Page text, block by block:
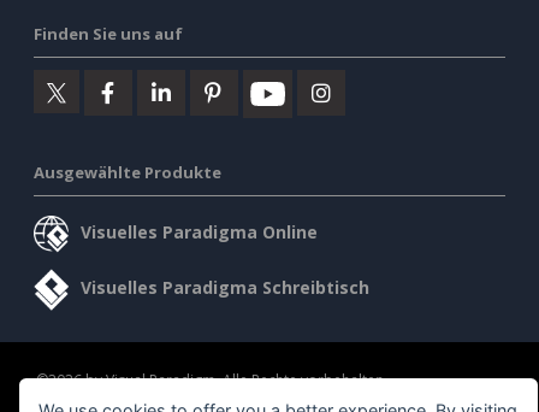
Finden Sie uns auf
Ausgewählte Produkte
Visuelles Paradigma Online
Visuelles Paradigma Schreibtisch
©2026 by Visual Paradigm. Alle Rechte vorbehalten.